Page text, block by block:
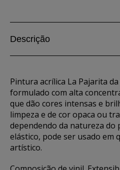
Descrição
Pintura acrílica La Pajarita
formulado com alta
que dão cores intensas e
limpeza e de cor opaca ou
dependendo da natureza do
elástico, pode ser usado em
artístico.